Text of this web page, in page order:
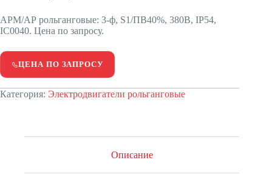
АРМ/АР рольганговые: 3-ф, S1/ПВ40%, 380В, IP54,
IC0040. Цена по запросу.
ЦЕНА ПО ЗАПРОСУ
Категория: Электродвигатели рольганговые
Описание